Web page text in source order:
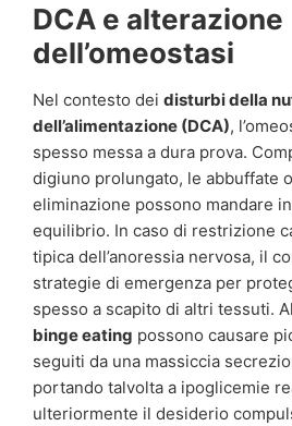
DCA e alterazione
dell’omeostasi
Nel contesto dei disturbi della
dell’alimentazione (DCA),
spesso messa a dura prova.
digiuno prolungato, le abbuffate
eliminazione possono mandare
equilibrio. In caso di restrizione
tipica dell’anoressia nervosa, il
strategie di emergenza per
spesso a scapito di altri tessuti.
binge eating possono causare
seguiti da una massiccia
portando talvolta a ipoglicemie
ulteriormente il desiderio